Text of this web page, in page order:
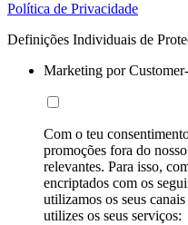
Política de Privacidade
Definições Individuais de
Marketing por
Com o teu
promoções fora do
relevantes. Para isso,
encriptados com os
utilizamos os seus
utilizes os seus serviços: